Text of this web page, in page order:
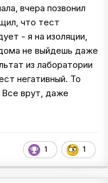
вчера позвонил
что тест
- я на изоляции,
не выйдешь даже
из лаборатории
негативный. То
Все врут, даже
1 1